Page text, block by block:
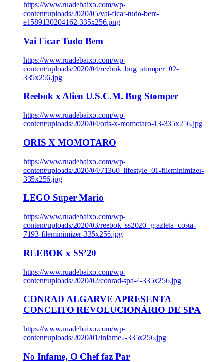
https://www.ruadebaixo.com/wp-
content/uploads/2020/05/vai-ficar-tudo-bem-
e1589130204162-335x256.png
Vai Ficar Tudo Bem
https://www.ruadebaixo.com/wp-
content/uploads/2020/04/reebok_bug_stomper_02-
335x256.jpg
Reebok x Alien U.S.C.M. Bug Stomper
https://www.ruadebaixo.com/wp-
content/uploads/2020/04/oris-x-momotaro-13-335x256.jpg
ORIS X MOMOTARO
https://www.ruadebaixo.com/wp-
content/uploads/2020/04/71360_lifestyle_01-fileminimizer-
335x256.jpg
LEGO Super Mario
https://www.ruadebaixo.com/wp-
content/uploads/2020/03/reebok_ss2020_graziela_costa-
7193-fileminimizer-335x256.jpg
REEBOK x SS’20
https://www.ruadebaixo.com/wp-
content/uploads/2020/02/conrad-spa-4-335x256.jpg
CONRAD ALGARVE APRESENTA
CONCEITO REVOLUCIONÁRIO DE SPA
https://www.ruadebaixo.com/wp-
content/uploads/2020/01/infame2-335x256.jpg
No Infame, O Chef faz Par